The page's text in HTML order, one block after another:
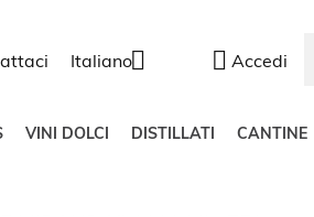
Italiano  Accedi
VINI DOLCI DISTILLATI CANTINE